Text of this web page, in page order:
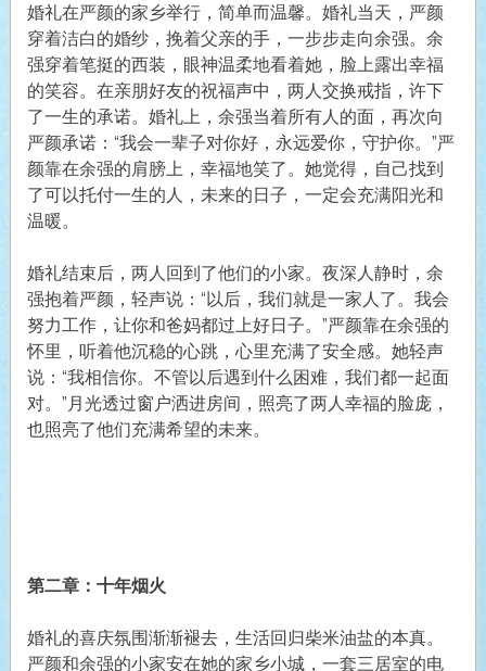
婚礼在严颜的家乡举行，简单而温馨。婚礼当天，严颜
穿着洁白的婚纱，挽着父亲的手，一步步走向余强。余
强穿着笔挺的西装，眼神温柔地看着她，脸上露出幸福
的笑容。在亲朋好友的祝福声中，两人交换戒指，许下
了一生的承诺。婚礼上，余强当着所有人的面，再次向
严颜承诺：“我会一辈子对你好，永远爱你，守护你。”严
颜靠在余强的肩膀上，幸福地笑了。她觉得，自己找到
了可以托付一生的人，未来的日子，一定会充满阳光和
温暖。
婚礼结束后，两人回到了他们的小家。夜深人静时，余
强抱着严颜，轻声说：“以后，我们就是一家人了。我会
努力工作，让你和爸妈都过上好日子。”严颜靠在余强的
怀里，听着他沉稳的心跳，心里充满了安全感。她轻声
说：“我相信你。不管以后遇到什么困难，我们都一起面
对。”月光透过窗户洒进房间，照亮了两人幸福的脸庞，
也照亮了他们充满希望的未来。
第二章：十年烟火
婚礼的喜庆氛围渐渐褪去，生活回归柴米油盐的本真。
严颜和余强的小家安在她的家乡小城，一套三居室的电